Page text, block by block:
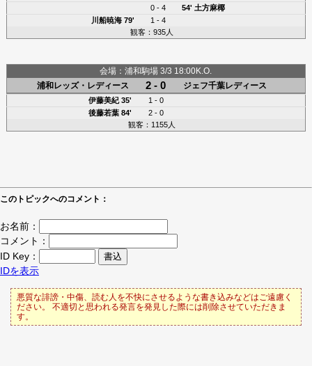
0 - 4
54' 土方麻椰
川船暁海79'
1 - 4
観客：935人
会場：浦和駒場 3/3 18:00K.O.
浦和レッズ・レディース
2 - 0 ジェフ千葉レディース
伊藤美紀35'
1 - 0
後藤若葉84'
2 - 0
観客：1155人
このトピックへのコメント：
お名前：
コメント：
ID Key：
IDを表示
悪質な誹謗・中傷、読む人を不快にさせるような書き込みなどはご遠慮く
ださい。 不適切と思われる発言を発見した際には削除させていただきま
す。